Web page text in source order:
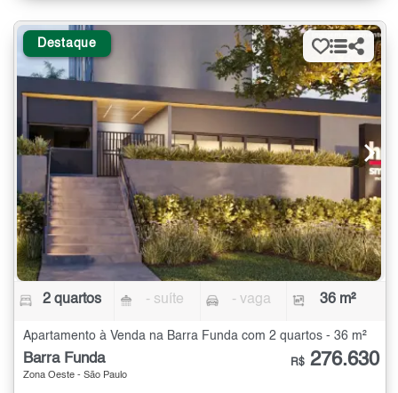
Destaque
2 quartos - suíte - vaga 36 m²
Apartamento à Venda na Barra Funda com 2 quartos - 36 m²
Barra Funda
Zona Oeste - São Paulo
R$ 276.630